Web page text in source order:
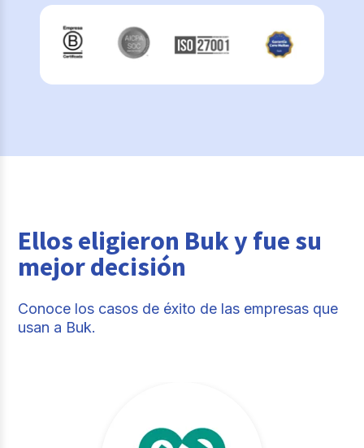
Ellos eligieron Buk y fue su
mejor decisión
Conoce los casos de éxito de las empresas que
usan a Buk.